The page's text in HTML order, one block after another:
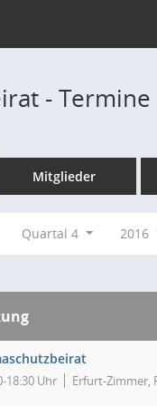
- Termine
Mitglieder
Quartal 4 2016
18:30 Uhr Erfurt-Zimmer,